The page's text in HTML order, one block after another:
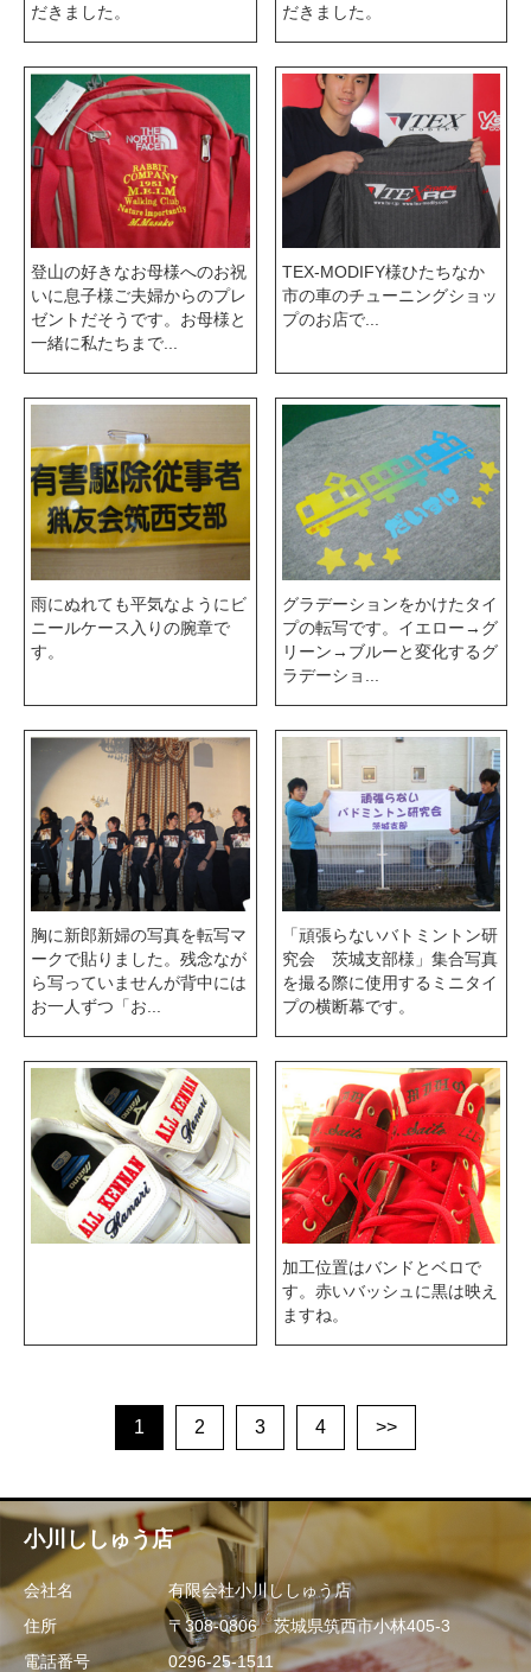
だきました。
だきました。
登山の好きなお母様へのお祝
いに息子様ご夫婦からのプレ
ゼントだそうです。お母様と
一緒に私たちまで...
TEX-MODIFY様ひたちなか
市の車のチューニングショッ
プのお店で...
雨にぬれても平気なようにビ
ニールケース入りの腕章で
す。
グラデーションをかけたタイ
プの転写です。イエロー→グ
リーン→ブルーと変化するグ
ラデーショ...
胸に新郎新婦の写真を転写マ
ークで貼りました。残念なが
ら写っていませんが背中には
お一人ずつ「お...
「頑張らないバトミントン研
究会 茨城支部様」集合写真
を撮る際に使用するミニタイ
プの横断幕です。
加工位置はバンドとベロで
す。赤いバッシュに黒は映え
ますね。
1 2 3 4 >>
小川ししゅう店
会社名
有限会社小川ししゅう店
住所
〒308-0806 茨城県筑西市小林405-3
電話番号
0296-25-1511